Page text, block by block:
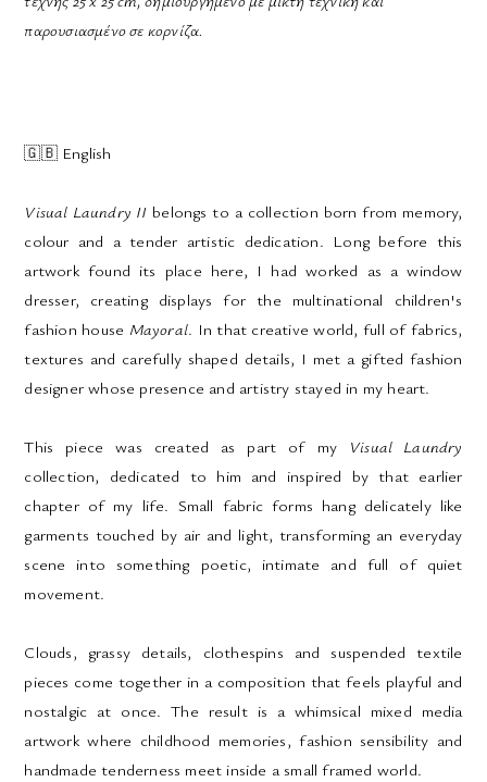
παρουσιασμένο σε κορνίζα.
🇬🇧English
Visual Laundry II belongs to a collection born from memory,
colour and a tender artistic dedication. Long before this
artwork found its place here, I had worked as a window
dresser, creating displays for the multinational children's
fashion house Mayoral. In that creative world, full of fabrics,
textures and carefully shaped details, I met a gifted fashion
designer whose presence and artistry stayed in my heart.
This piece was created as part of my Visual Laundry
collection, dedicated to him and inspired by that earlier
chapter of my life. Small fabric forms hang delicately like
garments touched by air and light, transforming an everyday
scene into something poetic, intimate and full of quiet
movement.
Clouds, grassy details, clothespins and suspended textile
pieces come together in a composition that feels playful and
nostalgic at once. The result is a whimsical mixed media
artwork where childhood memories, fashion sensibility and
handmade tenderness meet inside a small framed world.